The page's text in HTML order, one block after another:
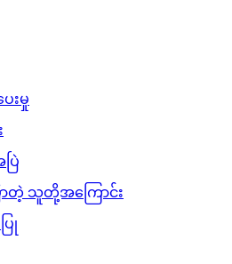
းမှု
ြဲ
တဲ့ သူတို့အကြောင်း
ြု